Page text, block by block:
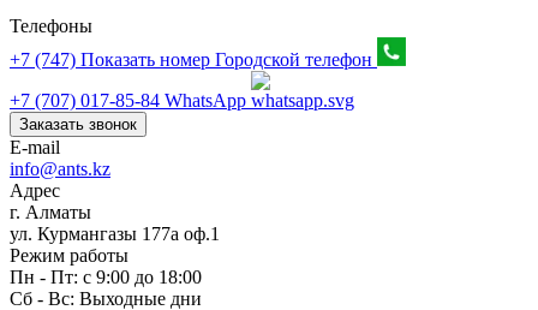
Телефоны
+7 (747) Показать номер Городской телефон
+7 (707) 017-85-84 WhatsApp
Заказать звонок
E-mail
info@ants.kz
Адрес
г. Алматы
ул. Курмангазы 177а оф.1
Режим работы
Пн - Пт: с 9:00 до 18:00
Сб - Вс: Выходные дни